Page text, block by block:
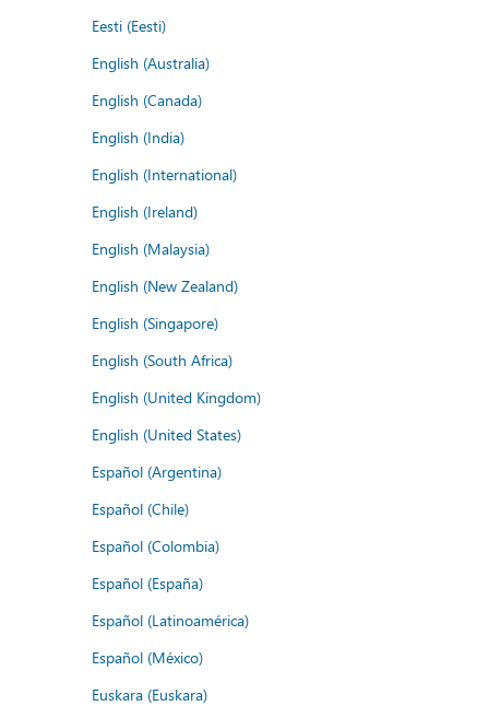
Eesti (Eesti)
English (Australia)
English (Canada)
English (India)
English (International)
English (Ireland)
English (Malaysia)
English (New Zealand)
English (Singapore)
English (South Africa)
English (United Kingdom)
English (United States)
Español (Argentina)
Español (Chile)
Español (Colombia)
Español (España)
Español (Latinoamérica)
Español (México)
Euskara (Euskara)